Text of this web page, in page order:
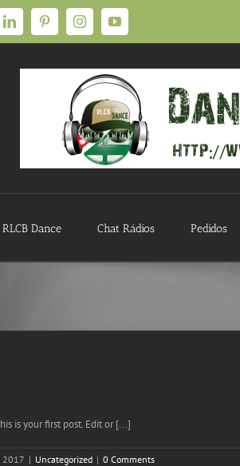
LinkedinPinterestInstagramYouTube
RLCB Dance Chat Rádios Pedidos
is your first post. Edit or [...]
2017 | Uncategorized | 0 Comments